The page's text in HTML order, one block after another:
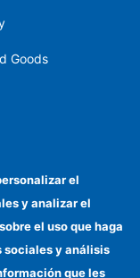
Goods
el
y analizar el
el uso que haga
sociales y análisis
que les